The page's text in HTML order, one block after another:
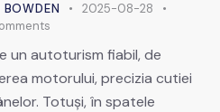
2025-08-28
un autoturism fiabil, de
motorului, precizia cutiei
Totuși, în spatele